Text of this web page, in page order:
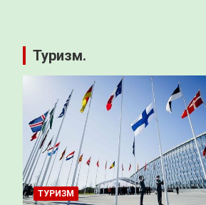
Туризм.
ТУРИЗМ